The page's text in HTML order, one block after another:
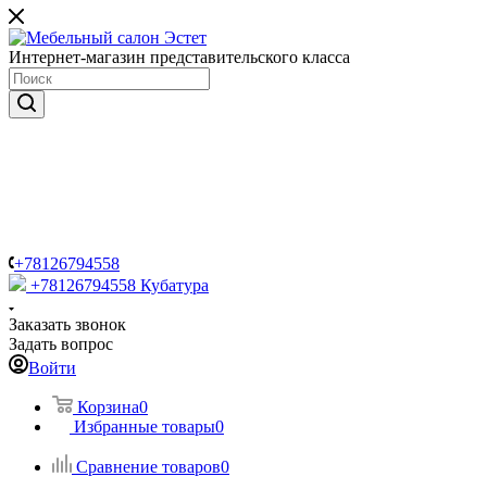
Интернет-магазин представительского класса
+78126794558
+78126794558 Кубатура
Заказать звонок
Задать вопрос
Войти
Корзина0
Избранные товары0
Сравнение товаров0